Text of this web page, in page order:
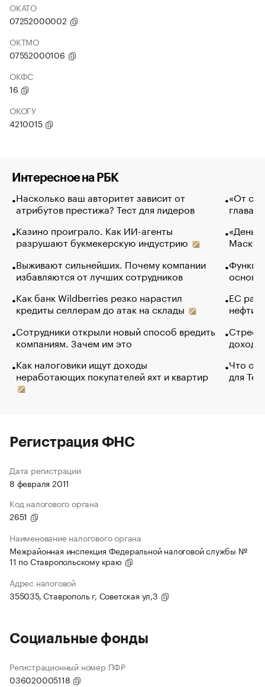
ОКАТО
07252000002
ОКТМО
07552000106
ОКФС
16
ОКОГУ
4210015
Интересное на РБК
Насколько ваш авторитет зависит от
атрибутов престижа? Тест для лидеров
Казино проиграло. Как ИИ-агенты
разрушают букмекерскую индустрию
Выживают сильнейших. Почему компании
избавляются от лучших сотрудников
Как банк Wildberries резко нарастил
кредиты селлерам до атак на склады
Сотрудники открыли новый способ вредить
компаниям. Зачем им это
Как налоговики ищут доходы
неработающих покупателей яхт и квартир
«От
глава
Маск в
основ
ЕС
нефти
Что
для
Регистрация ФНС
Дата регистрации
8 февраля 2011
Код налогового органа
2651
Наименование налогового органа
Межрайонная инспекция Федеральной налоговой службы №
11 по Ставропольскому краю
Адрес налоговой
355035, Ставрополь г, Советская ул,3
Социальные фонды
Регистрационный номер ПФР
036020005118